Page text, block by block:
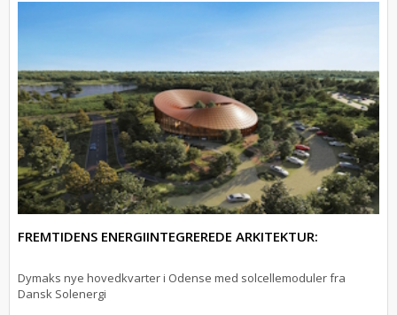
FREMTIDENS ENERGIINTEGREREDE ARKITEKTUR:
Dymaks nye hovedkvarter i Odense med solcellemoduler fra
Dansk Solenergi